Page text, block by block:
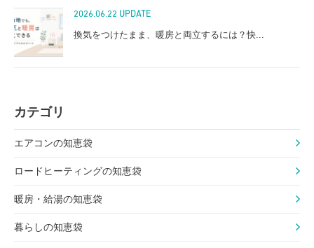
2026.06.22 UPDATE
換気をつけたまま、暖房と両立するには？快...
カテゴリ
エアコンの知恵袋
ロードヒーティングの知恵袋
暖房・給湯の知恵袋
暮らしの知恵袋